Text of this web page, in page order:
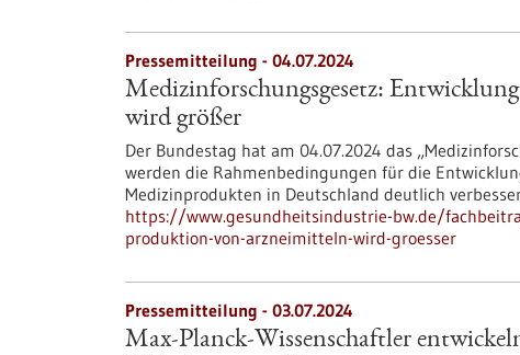
Pressemitteilung - 04.07.2024
Medizinforschungsgesetz:
wird größer
Der Bundestag hat am 04.07.2024 das
werden die Rahmenbedingungen für die
Medizinprodukten in Deutschland deutlich
https://www.gesundheitsindustrie-bw.de/
produktion-von-arzneimitteln-wird-groesser
Pressemitteilung - 03.07.2024
Max-Planck-Wissenschaftler